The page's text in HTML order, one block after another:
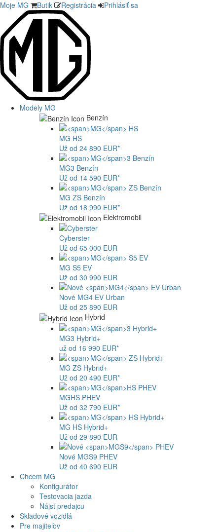
Moje MG Butik Registrácia Prihlásiť sa
Modely MG
Benzín
MG HS
Už od 24 890 EUR*
MG3 Benzín
Už od 14 590 EUR*
MG ZS Benzín
Už od 18 990 EUR*
Elektromobil
Cyberster
Už od 65 000 EUR
MG S5 EV
Už od 30 990 EUR
Nové MG4 EV Urban
Už od 25 890 EUR
Hybrid
MG3 Hybrid+
už od 16 990 EUR*
MG ZS Hybrid+
Už od 20 490 EUR*
MGHS PHEV
Už od 32 790 EUR*
MG HS Hybrid+
Už od 29 890 EUR
Nové MGS9 PHEV
Už od 40 690 EUR
Chcem MG
Konfigurátor
Testovacia jazda
Nájsť predajcu
Skladové vozidlá
Pre majiteľov